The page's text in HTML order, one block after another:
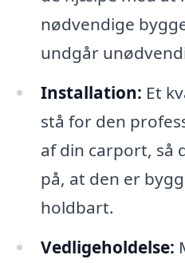
nødvendige
undgår
Installation: Et
stå for den
af din carport, så
på, at den er
holdbart.
Vedligeholdelse: